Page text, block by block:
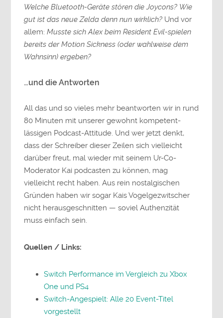
Welche Bluetooth-Geräte stören die Joycons? Wie
gut ist das neue Zelda denn nun wirklich? Und vor
allem:Musste sich Alex beim Resident Evil-spielen
bereits der Motion Sickness (oder wahlweise dem
Wahnsinn) ergeben?
…und die Antworten
All das und so vieles mehr beantworten wir in rund
80 Minuten mit unserer gewohnt kompetent-
lässigen Podcast-Attitude. Und wer jetzt denkt,
dass der Schreiber dieser Zeilen sich vielleicht
darüber freut, mal wieder mit seinem Ur-Co-
Moderator Kai podcasten zu können, mag
vielleicht recht haben. Aus rein nostalgischen
Gründen haben wir sogar Kais Vogelgezwitscher
nicht herausgeschnitten — soviel Authenzität
muss einfach sein.
Quellen / Links:
Switch Performance im Vergleich zu Xbox
One und PS4
Switch-Angespielt: Alle 20 Event-Titel
vorgestellt